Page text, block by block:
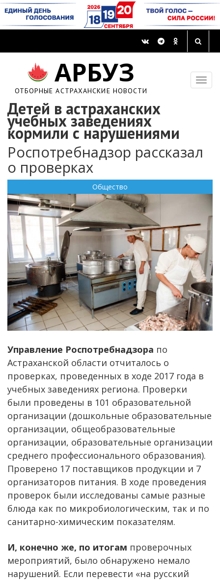
АРБУЗ
ОТБОРНЫЕ АСТРАХАНСКИЕ НОВОСТИ
Детей в астраханских
учебных заведениях
кормили с нарушениями
Роспотребнадзор рассказал
о проверках
Общество
Управление Роспотребнадзора по
Астраханской области отчиталось о
проверках, проведенных в ходе 2017 года в
учебных заведениях региона. Проверки
были проведены в 101 образовательной
организации (дошкольные образовательные
организации, общеобразовательные
организации, образовательные организации
среднего профессионального образования).
Проверено 17 поставщиков продукции и 7
организаторов питания. В ходе проведения
проверок были исследованы самые разные
блюда как по микробиологическим, так и по
санитарно-химическим показателям.
И, конечно же, по итогам проверочных
мероприятий, было обнаружено немало
нарушений. Если перевести «на русский